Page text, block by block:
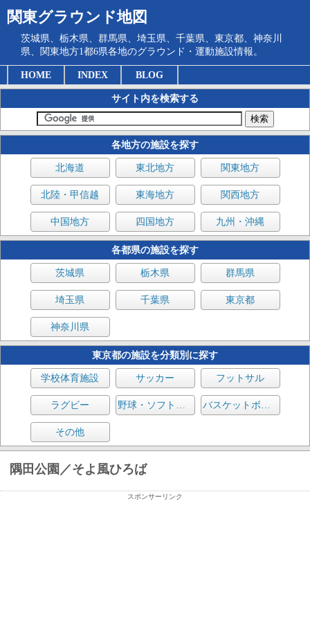
関東グラウンド地図
茨城県、栃木県、群馬県、埼玉県、千葉県、東京都、神奈川
県、関東地方1都6県各地のグラウンド・運動施設情報。
HOME INDEX BLOG
サイト内を検索する
各地方の施設を探す
北海道 東北地方 関東地方
北陸・甲信越 東海地方 関西地方
中国地方 四国地方 九州・沖縄
各都県の施設を探す
茨城県 栃木県 群馬県
埼玉県 千葉県 東京都
神奈川県
東京都の施設を分類別に探す
学校体育施設 サッカー フットサル
ラグビー 野球・ソフトボール バスケットボール
その他
隅田公園／そよ風ひろば
スポンサーリンク